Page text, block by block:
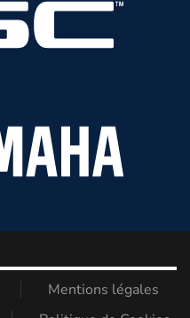
Mentions légales